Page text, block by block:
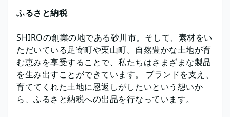
ふるさと納税
SHIROの創業の地である砂川市。そして、素材をい
ただいている足寄町や栗山町。自然豊かな土地が育
む恵みを享受することで、私たちはさまざまな製品
を生み出すことができています。 ブランドを支え、
育ててくれた土地に恩返しがしたいという想いか
ら、ふるさと納税への出品を行なっています。